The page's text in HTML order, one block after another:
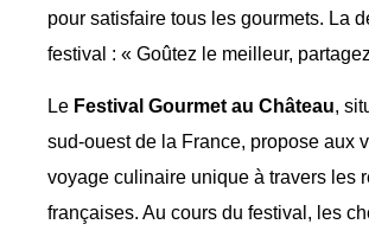
pour satisfaire tous les gourmets. La
festival : « Goûtez le meilleur,
Le Festival Gourmet au Château,
sud-ouest de la France, propose aux
voyage culinaire unique à travers les
françaises. Au cours du festival, les